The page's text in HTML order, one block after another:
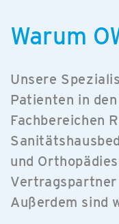
Warum
Unsere
Patienten in
Fachbereichen
und
Außerdem sind